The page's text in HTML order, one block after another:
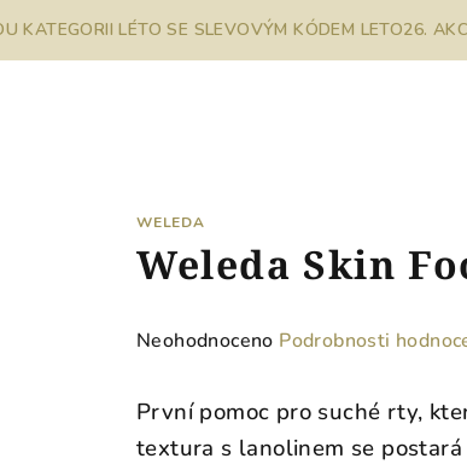
KATEGORII LÉTO SE SLEVOVÝM KÓDEM LETO26.
WELEDA
Weleda Skin
Průměrné
produktu
je
0,0
Neohodnoceno Podrobnosti
První pomoc pro suché rty,
textura s lanolinem se